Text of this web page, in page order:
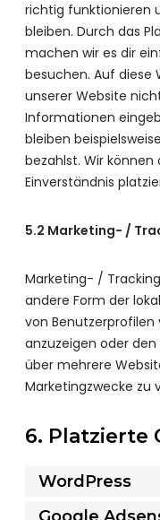
richtig funktionieren
bleiben. Durch das
machen wir es dir
besuchen. Auf diese
unserer Website
Informationen
bleiben
bezahlst. Wir können
Einverständnis
5.2 Marketing- /
Marketing- /
andere Form der
von
anzuzeigen oder
über mehrere
Marketingzwecke zu
6. Platzierte
WordPress
Google